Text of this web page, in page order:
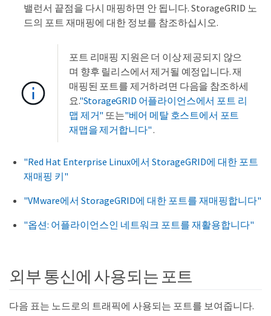
밸런서 끝점을 다시 매핑하면 안 됩니다. StorageGRID 노
드의 포트 재매핑에 대한 정보를 참조하십시오.
포트 리매핑 지원은 더 이상 제공되지 않으
며 향후 릴리스에서 제거될 예정입니다. 재
매핑된 포트를 제거하려면 다음을 참조하세
요."StorageGRID 어플라이언스에서 포트 리
맵 제거" 또는"베어 메탈 호스트에서 포트
재맵을 제거합니다".
"Red Hat Enterprise Linux에서 StorageGRID에 대한 포트
재매핑 키"
"VMware에서 StorageGRID에 대한 포트를 재매핑합니다"
"옵션: 어플라이언스인 네트워크 포트를 재활용합니다"
외부 통신에 사용되는 포트
다음 표는 노드로의 트래픽에 사용되는 포트를 보여줍니다.